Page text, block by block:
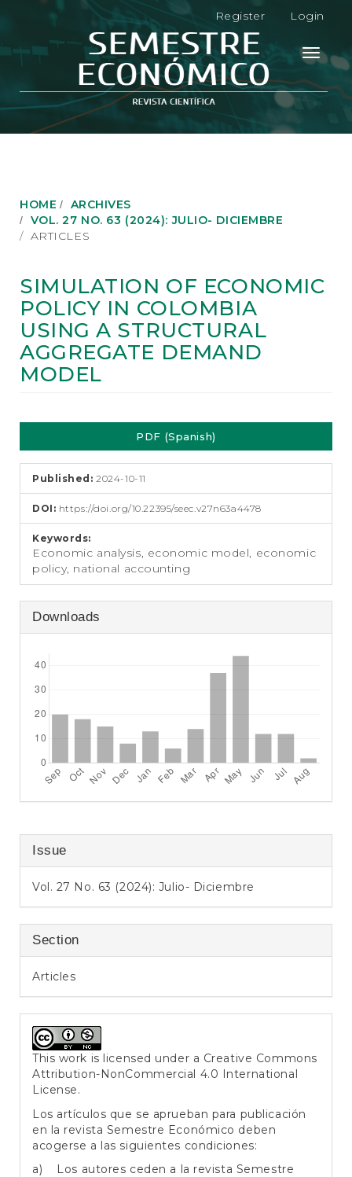
g
n
M
C
o
n
t
e
n
t
e
b
r
Register Login
Toggle
HOME
ARCHIVES
VOL. 27 NO. 63 (2024): JULIO- DICIEMBRE
ARTICLES
SIMULATION OF ECONOMIC
POLICY IN COLOMBIA
USING A STRUCTURAL
AGGREGATE DEMAND
MODEL
Article
Sidebar
PDF (Spanish)
Published:2024-10-11
DOI: https://doi.org/10.22395/seec.v27n63a4478
Keywords:
Economic analysis, economic model, economic
policy, national accounting
Downloads
Issue
Vol. 27 No. 63 (2024): Julio- Diciembre
Section
Articles
This work is licensed under a Creative Commons
Attribution-NonCommercial 4.0 International
License.
Los artículos que se aprueban para publicación
en la revista Semestre Económico deben
acogerse a las siguientes condiciones:
a) Los autores ceden a la revista Semestre